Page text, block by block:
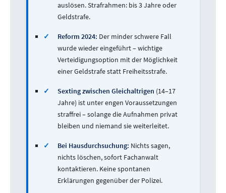
auslösen. Strafrahmen: bis 3 Jahre oder
Geldstrafe.
✓ Reform 2024: Der minder schwere Fall
wurde wieder eingeführt – wichtige
Verteidigungsoption mit der Möglichkeit
einer Geldstrafe statt Freiheitsstrafe.
✓ Sexting zwischen Gleichaltrigen (14–17
Jahre) ist unter engen Voraussetzungen
straffrei – solange die Aufnahmen privat
bleiben und niemand sie weiterleitet.
✓ Bei Hausdurchsuchung: Nichts sagen,
nichts löschen, sofort Fachanwalt
kontaktieren. Keine spontanen
Erklärungen gegenüber der Polizei.